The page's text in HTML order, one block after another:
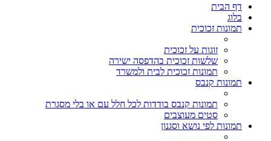
דף הבית
בלוג
תמונות זכוכית
זוגות על זכוכית
שלשות זכוכית בהדפסה ישירה
תמונות זכוכית לבית ולמשרד
תמונות קנבס
תמונות קנבס בודדות לכל חלל עם או בלי מסגרת
סטים מעוצבים
תמונות לפי נושא וסגנון